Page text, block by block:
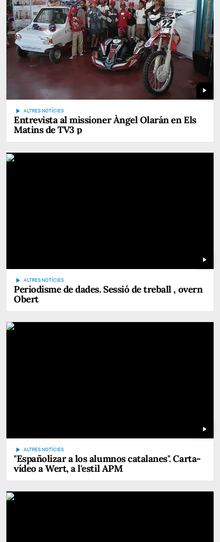
play_arrow
play_arrow ALTRES NOTÍCIES
Entrevista al missioner Àngel Olarán en Els
Matins de TV3 p
play_arrow
play_arrow ALTRES NOTÍCIES
Periodisme de dades. Sessió de treball , overn
Obert
play_arrow
play_arrow ALTRES NOTÍCIES
"Españolizar a los alumnos catalanes". Carta-
vídeo a Wert, a l'estil APM